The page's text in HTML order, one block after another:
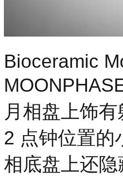
Bioceramic
月相盘上饰
2 点钟位置的
相底盘上还